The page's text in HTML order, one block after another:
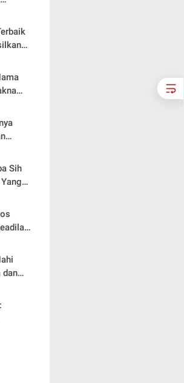
Sih
dan